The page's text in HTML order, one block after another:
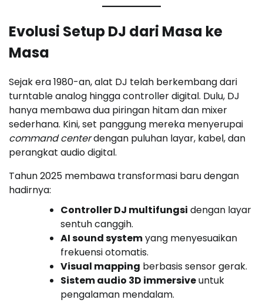
Evolusi Setup DJ dari Masa ke
Masa
Sejak era 1980-an, alat DJ telah berkembang dari
turntable analog hingga controller digital. Dulu, DJ
hanya membawa dua piringan hitam dan mixer
sederhana. Kini, set panggung mereka menyerupai
command centerdengan puluhan layar, kabel, dan
perangkat audio digital.
Tahun 2025 membawa transformasi baru dengan
hadirnya:
Controller DJ multifungsi dengan layar
sentuh canggih.
AI sound systemyang menyesuaikan
frekuensi otomatis.
Visual mapping berbasis sensor gerak.
Sistem audio 3D immersiveuntuk
pengalaman mendalam.